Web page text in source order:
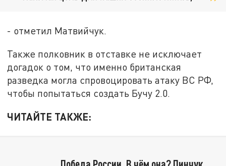
- отметил Матвийчук.
Также полковник в отставке не исключает
догадок о том, что именно британская
разведка могла спровоцировать атаку ВС РФ,
чтобы попытаться создать Бучу 2.0.
ЧИТАЙТЕ ТАКЖЕ: